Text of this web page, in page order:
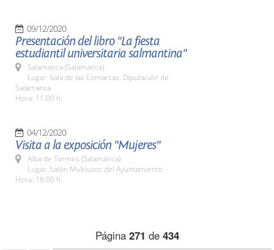
09/12/2020
Presentación del libro "La fiesta
estudiantil universitaria salmantina"
Salamanca (Salamanca)
Lugar: Sala de las Comarcas. Diputación de
Salamanca
Hora: 11:00 h.
04/12/2020
Visita a la exposición "Mujeres"
Alba de Tormes (Salamanca)
Lugar: Salón Multiusos del Ayuntamiento
Hora: 18:00 h.
Página 271 de 434